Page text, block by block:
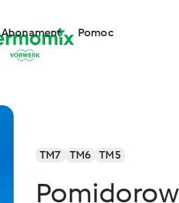
Abonament Pomoc
TM7 TM6 TM5